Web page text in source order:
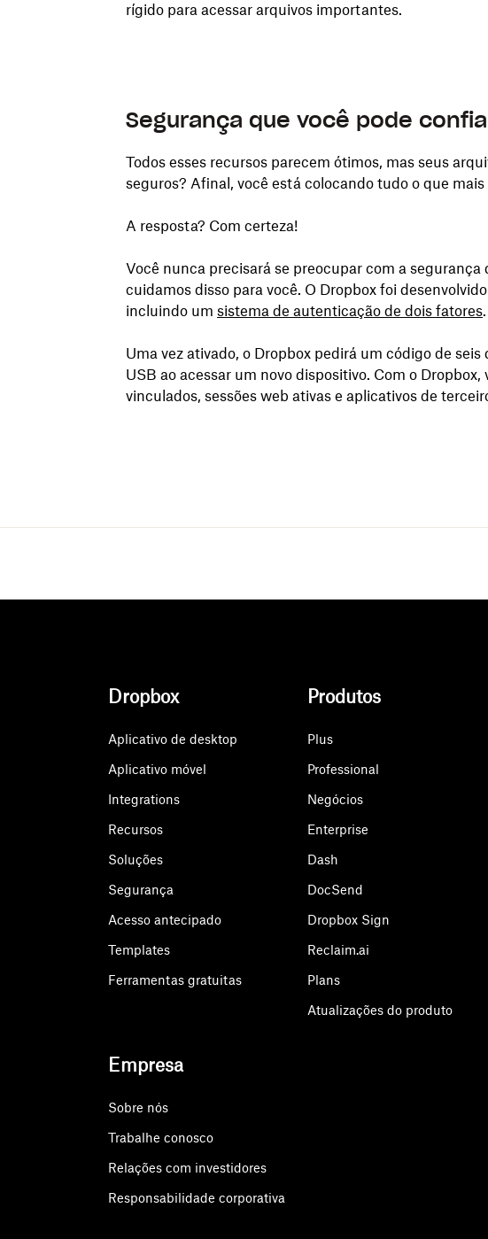
rígido para acessar arquivos importantes.
Segurança que você pode
Todos esses recursos parecem ótimos, mas seus
seguros? Afinal, você está colocando tudo o que
A resposta? Com certeza!
Você nunca precisará se preocupar com a segurança
cuidamos disso para você. O Dropbox foi
incluindo um sistema de autenticação de dois fatores.
Uma vez ativado, o Dropbox pedirá um código de
USB ao acessar um novo dispositivo. Com o
vinculados, sessões web ativas e aplicativos de
Dropbox
Aplicativo de desktop
Aplicativo móvel
Integrations
Recursos
Soluções
Segurança
Acesso antecipado
Templates
Ferramentas gratuitas
Produtos
Plus
Professional
Negócios
Enterprise
Dash
DocSend
Dropbox Sign
Reclaim.ai
Plans
Atualizações do produto
Empresa
Sobre nós
Trabalhe conosco
Relações com investidores
Responsabilidade corporativa